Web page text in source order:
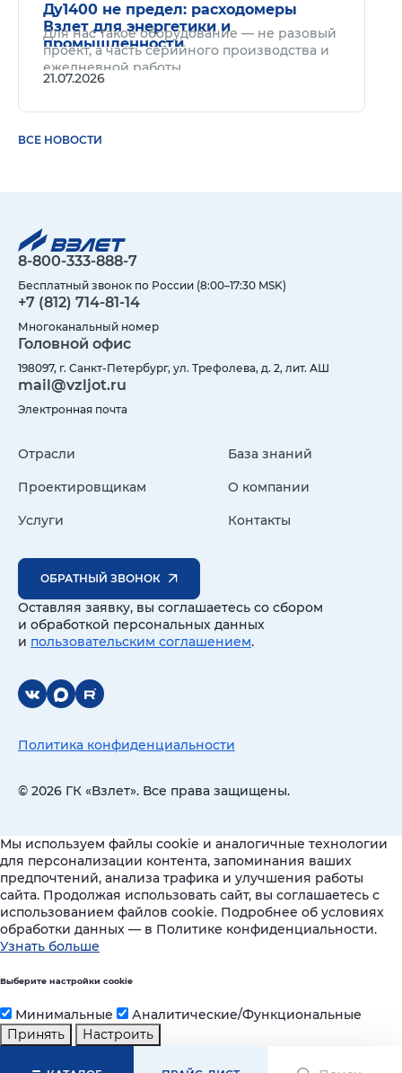
Ду1400 не предел: расходомеры
Взлет для энергетики и
промышленности
Для нас такое оборудование — не разовый
проект, а часть серийного производства и
ежедневной работы.
21.07.2026
ВСЕ НОВОСТИ
8-800-333-888-7
Бесплатный звонок по России (8:00–17:30 MSK)
+7 (812) 714-81-14
Многоканальный номер
Головной офис
198097, г. Санкт-Петербург, ул. Трефолева, д. 2, лит. АШ
mail@vzljot.ru
Электронная почта
Отрасли
Проектировщикам
Услуги
База знаний
О компании
Контакты
ОБРАТНЫЙ ЗВОНОК
Оставляя заявку, вы соглашаетесь со сбором
и обработкой персональных данных
и пользовательским соглашением.
© 2026 ГК «Взлет». Все права защищены.
Политика конфиденциальности
Мы используем файлы cookie и аналогичные технологии
для персонализации контента, запоминания ваших
предпочтений, анализа трафика и улучшения работы
сайта. Продолжая использовать сайт, вы соглашаетесь с
использованием файлов cookie. Подробнее об условиях
обработки данных — в Политике конфиденциальности.
Узнать больше
Выберите настройки cookie
Минимальные
Аналитические/Функциональные
Принять
Настроить